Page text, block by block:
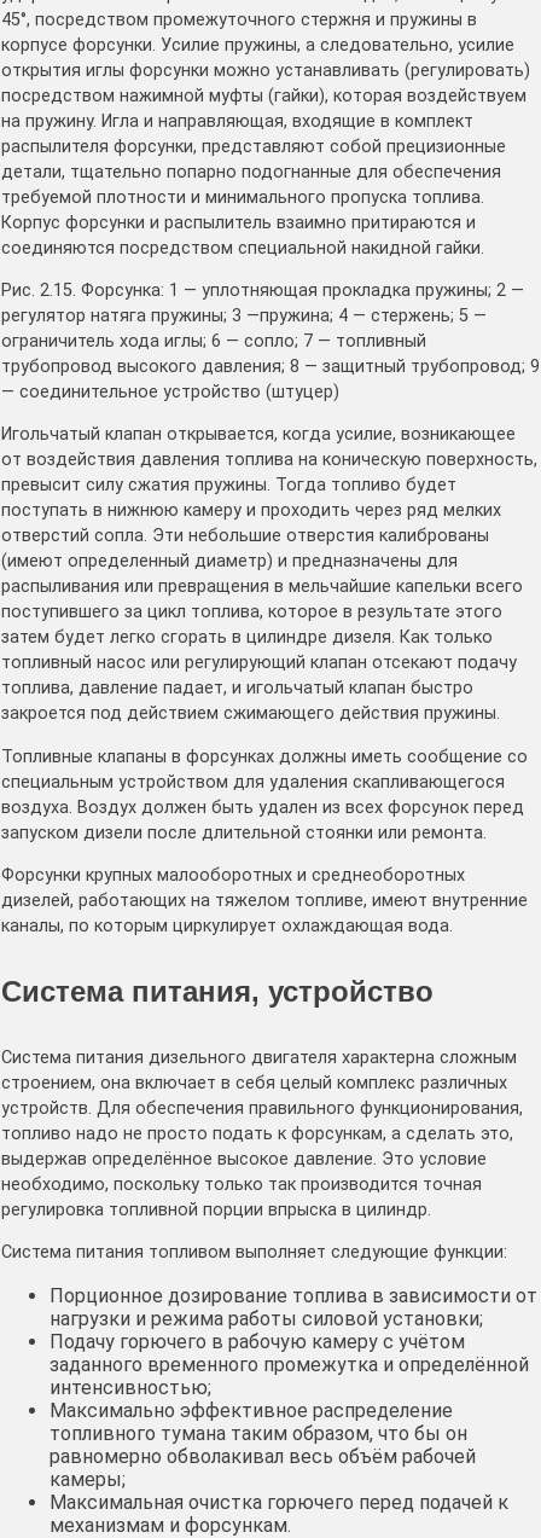
45°, посредством промежуточного стержня и пружины в
корпусе форсунки. Усилие пружины, а следовательно, усилие
открытия иглы форсунки можно устанавливать (регулировать)
посредством нажимной муфты (гайки), которая воздействуем
на пружину. Игла и направляющая, входящие в комплект
распылителя форсунки, представляют собой прецизионные
детали, тщательно попарно подогнанные для обеспечения
требуемой плотности и минимального пропуска топлива.
Корпус форсунки и распылитель взаимно притираются и
соединяются посредством специальной накидной гайки.
Рис. 2.15. Форсунка: 1 — уплотняющая прокладка пружины; 2 —
регулятор натяга пружины; 3 —пружина; 4 — стержень; 5 —
ограничитель хода иглы; 6 — сопло; 7 — топливный
трубопровод высокого давления; 8 — защитный трубопровод; 9
— соединительное устройство (штуцер)
Игольчатый клапан открывается, когда усилие, возникающее
от воздействия давления топлива на коническую поверхность,
превысит силу сжатия пружины. Тогда топливо будет
поступать в нижнюю камеру и проходить через ряд мелких
отверстий сопла. Эти небольшие отверстия калиброваны
(имеют определенный диаметр) и предназначены для
распыливания или превращения в мельчайшие капельки всего
поступившего за цикл топлива, которое в результате этого
затем будет легко сгорать в цилиндре дизеля. Как только
топливный насос или регулирующий клапан отсекают подачу
топлива, давление падает, и игольчатый клапан быстро
закроется под действием сжимающего действия пружины.
Топливные клапаны в форсунках должны иметь сообщение со
специальным устройством для удаления скапливающегося
воздуха. Воздух должен быть удален из всех форсунок перед
запуском дизели после длительной стоянки или ремонта.
Форсунки крупных малооборотных и среднеоборотных
дизелей, работающих на тяжелом топливе, имеют внутренние
каналы, по которым циркулирует охлаждающая вода.
Система питания, устройство
Система питания дизельного двигателя характерна сложным
строением, она включает в себя целый комплекс различных
устройств. Для обеспечения правильного функционирования,
топливо надо не просто подать к форсункам, а сделать это,
выдержав определённое высокое давление. Это условие
необходимо, поскольку только так производится точная
регулировка топливной порции впрыска в цилиндр.
Система питания топливом выполняет следующие функции:
Порционное дозирование топлива в зависимости от
нагрузки и режима работы силовой установки;
Подачу горючего в рабочую камеру с учётом
заданного временного промежутка и определённой
интенсивностью;
Максимально эффективное распределение
топливного тумана таким образом, что бы он
равномерно обволакивал весь объём рабочей
камеры;
Максимальная очистка горючего перед подачей к
механизмам и форсункам.